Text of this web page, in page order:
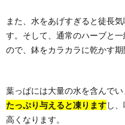
また、水をあげすぎると徒長
す。そして、通常のハーブと
ので、鉢をカラカラに乾かす期
葉っぱには大量の水を含んでい
たっぷり与えると凍りますし
高くなります。